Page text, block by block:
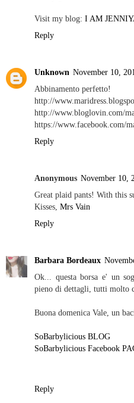
Visit my blog: I AM
Reply
Unknown November 10,
Abbinamento perfetto!
http://
http://www.bloglovin.com/
https://www.facebook.com/
Reply
Anonymous November 10,
Great plaid pants! With this
Kisses, Mrs Vain
Reply
Barbara Bordeaux
Ok... questa borsa e' un
pieno di dettagli, tutti molto
Buona domenica Vale, un
SoBarbylicious BLOG
SoBarbylicious Facebook
Reply